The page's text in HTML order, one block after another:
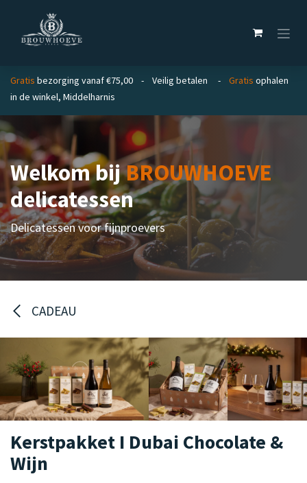
Overslaan naar inhoud
Gratis bezorging vanaf €75,00 - Veilig betalen - Gratis ophalen
in de winkel, Middelharnis
Welkom bijBROUWHOEVE
delicatessen
Delicatessen voor fijnproevers
CADEAU
Kerstpakket I Dubai Chocolate &
Wijn